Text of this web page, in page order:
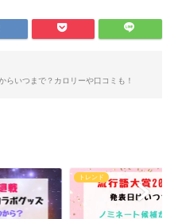
らいつまで？カロリーや口コミも！
トレンド